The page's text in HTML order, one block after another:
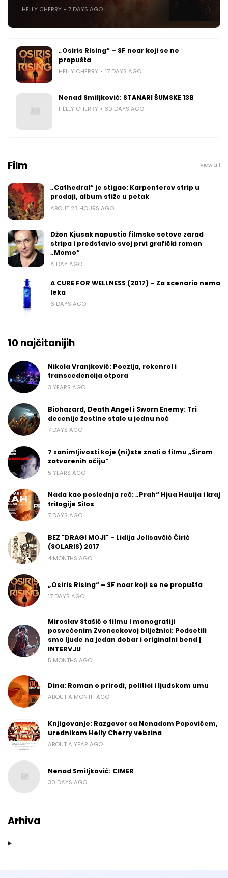
HELLY CHERRY 7 DAYS AGO
„Osiris Rising“ – SF noar koji se ne
propušta
HELLY CHERRY 17 DAYS AGO
Nenad Smiljković: STANARI ŠUMSKE 13B
HELLY CHERRY 30 DAYS AGO
Film View all
„Cathedral“ je stigao: Karpenterov strip u
prodaji, album stiže u petak
ABOUT 23 HOURS AGO
Džon Kjusak napustio filmske setove zarad
stripa i predstavio svoj prvi grafički roman
„Momo“
A DAY AGO
A CURE FOR WELLNESS (2017) – Za scenario nema
leka
6 DAYS AGO
10 najčitanijih
Nikola Vranjković: Poezija, rokenrol i
transcedencija otpora
3 YEARS AGO
Biohazard, Death Angel i Sworn Enemy: Tri
decenije žestine stale u jednu noć
7 DAYS AGO
7 zanimljivosti koje (ni)ste znali o filmu „Širom
zatvorenih očiju“
5 YEARS AGO
Nada kao poslednja reč: „Prah“ Hjua Hauija i kraj
trilogije Silos
7 DAYS AGO
BEZ "DRAGI MOJI" - Lidija Jelisavčić Ćirić
(SOLARIS) 2017
4 MONTHS AGO
„Osiris Rising“ – SF noar koji se ne propušta
17 DAYS AGO
Miroslav Stašić o filmu i monografiji
posvećenim Zvoncekovoj bilježnici: Podsetili
smo ljude na jedan dobar i originalni bend |
INTERVJU
5 MONTHS AGO
Dina: Roman o prirodi, politici i ljudskom umu
ABOUT A MONTH AGO
Knjigovanje: Razgovor sa Nenadom Popovićem,
urednikom Helly Cherry vebzina
ABOUT A YEAR AGO
Nenad Smiljković: CIMER
30 DAYS AGO
Arhiva